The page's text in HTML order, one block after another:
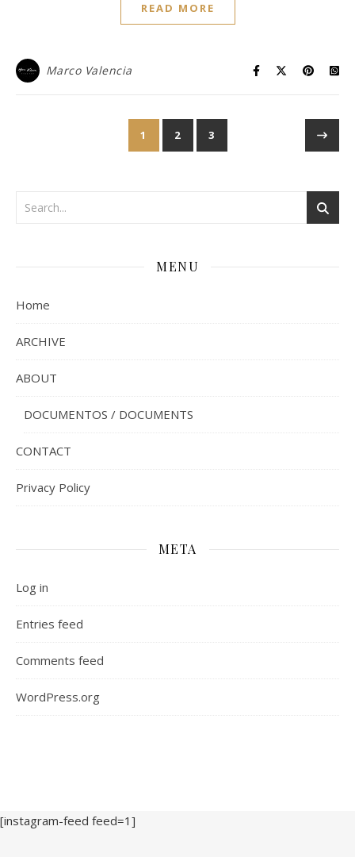
READ MORE
Marco Valencia
1 2 3
MENU
Home
ARCHIVE
ABOUT
DOCUMENTOS / DOCUMENTS
CONTACT
Privacy Policy
META
Log in
Entries feed
Comments feed
WordPress.org
[instagram-feed feed=1]